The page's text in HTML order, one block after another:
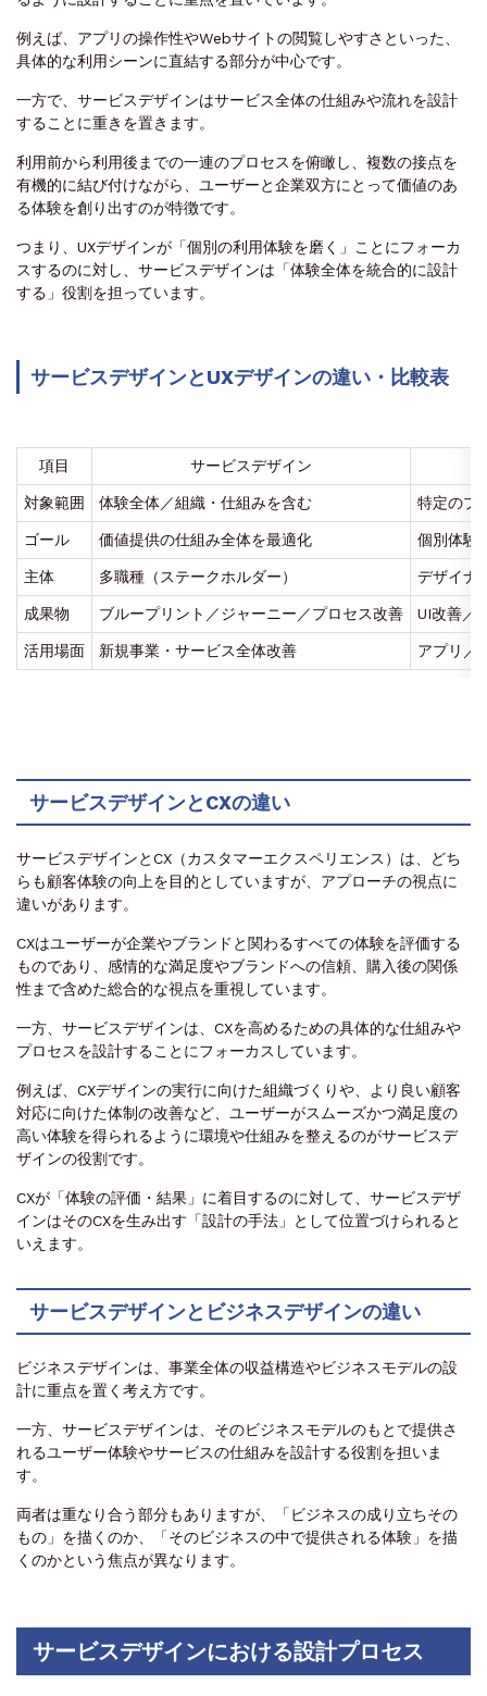
例えば、アプリの操作性やWebサイトの閲覧しやすさといった、
具体的な利用シーンに直結する部分が中心です。
一方で、サービスデザインはサービス全体の仕組みや流れを設計
することに重きを置きます。
利用前から利用後までの一連のプロセスを俯瞰し、複数の接点を
有機的に結び付けながら、ユーザーと企業双方にとって価値のあ
る体験を創り出すのが特徴です。
つまり、UXデザインが「個別の利用体験を磨く」ことにフォーカ
スするのに対し、サービスデザインは「体験全体を統合的に設計
する」役割を担っています。
サービスデザインとUXデザインの違い・比較表
項目 サービスデザイン
対象範囲 体験全体／組織・仕組みを含む 特定のプ
ゴール 価値提供の仕組み全体を最適化 個別体験
主体 多職種（ステークホルダー） デザイナ
成果物 ブループリント／ジャーニー／プロセス改善 UI改善／
活用場面 新規事業・サービス全体改善 アプリ／
サービスデザインとCXの違い
サービスデザインとCX（カスタマーエクスペリエンス）は、どち
らも顧客体験の向上を目的としていますが、アプローチの視点に
違いがあります。
CXはユーザーが企業やブランドと関わるすべての体験を評価する
ものであり、感情的な満足度やブランドへの信頼、購入後の関係
性まで含めた総合的な視点を重視しています。
一方、サービスデザインは、CXを高めるための具体的な仕組みや
プロセスを設計することにフォーカスしています。
例えば、CXデザインの実行に向けた組織づくりや、より良い顧客
対応に向けた体制の改善など、ユーザーがスムーズかつ満足度の
高い体験を得られるように環境や仕組みを整えるのがサービスデ
ザインの役割です。
CXが「体験の評価・結果」に着目するのに対して、サービスデザ
インはそのCXを生み出す「設計の手法」として位置づけられると
いえます。
サービスデザインとビジネスデザインの違い
ビジネスデザインは、事業全体の収益構造やビジネスモデルの設
計に重点を置く考え方です。
一方、サービスデザインは、そのビジネスモデルのもとで提供さ
れるユーザー体験やサービスの仕組みを設計する役割を担いま
す。
両者は重なり合う部分もありますが、「ビジネスの成り立ちその
もの」を描くのか、「そのビジネスの中で提供される体験」を描
くのかという焦点が異なります。
サービスデザインにおける設計プロセス